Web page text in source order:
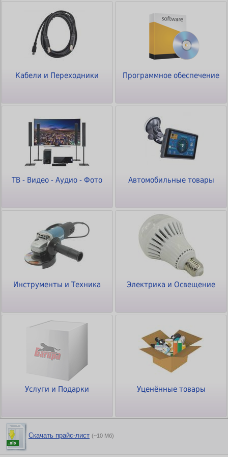
Кабели и Переходники Программное обеспечение
ТВ - Видео - Аудио - Фото Автомобильные товары
Инструменты и Техника Электрика и Освещение
Услуги и Подарки Уценённые товары
Скачать прайс-лист (~10 Мб)